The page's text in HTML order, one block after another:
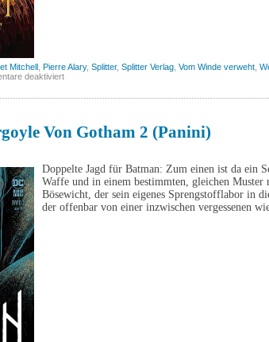
Mitchell , Pierre Alary, Splitter, Splitter Verlag, Vom Winde verweht,
deaktiviertfür
(Splitter)
Von Gotham 2 (Panini)
Doppelte Jagd für Batman: Zum einen ist da ein
Waffe und in einem bestimmten, gleichen Muster
Bösewicht, der sein eigenes Sprengstofflabor in
der offenbar von einer inzwischen vergessenen